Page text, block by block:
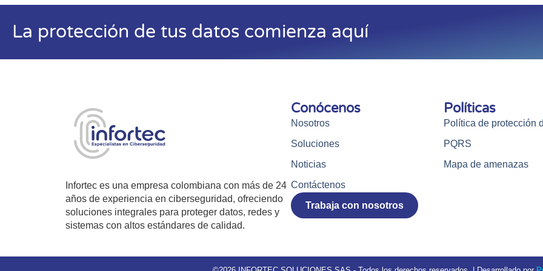
La protección de tus datos comienza aquí
Infortec es una empresa colombiana con más de 24
años de experiencia en ciberseguridad, ofreciendo
soluciones integrales para proteger datos, redes y
sistemas con altos estándares de calidad.
Conócenos
Nosotros
Soluciones
Noticias
Contáctenos
Trabaja con nosotros
Políticas
Política de protección
PQRS
Mapa de amenazas